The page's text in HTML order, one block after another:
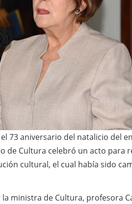
73 aniversario del natalicio del
de Cultura celebró un acto
cultural, el cual había sido
ministra de Cultura, profesora